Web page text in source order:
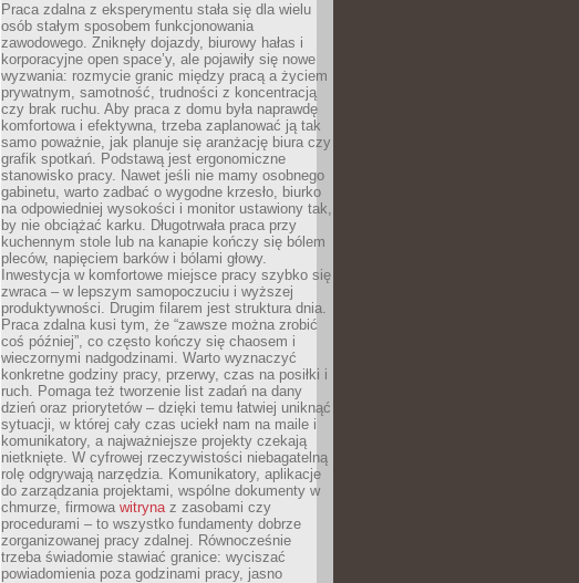
Praca zdalna z eksperymentu stała się dla wielu
osób stałym sposobem funkcjonowania
zawodowego. Zniknęły dojazdy, biurowy hałas i
korporacyjne open space’y, ale pojawiły się nowe
wyzwania: rozmycie granic między pracą a życiem
prywatnym, samotność, trudności z koncentracją
czy brak ruchu. Aby praca z domu była naprawdę
komfortowa i efektywna, trzeba zaplanować ją tak
samo poważnie, jak planuje się aranżację biura czy
grafik spotkań. Podstawą jest ergonomiczne
stanowisko pracy. Nawet jeśli nie mamy osobnego
gabinetu, warto zadbać o wygodne krzesło, biurko
na odpowiedniej wysokości i monitor ustawiony tak,
by nie obciążać karku. Długotrwała praca przy
kuchennym stole lub na kanapie kończy się bólem
pleców, napięciem barków i bólami głowy.
Inwestycja w komfortowe miejsce pracy szybko się
zwraca – w lepszym samopoczuciu i wyższej
produktywności. Drugim filarem jest struktura dnia.
Praca zdalna kusi tym, że “zawsze można zrobić
coś później”, co często kończy się chaosem i
wieczornymi nadgodzinami. Warto wyznaczyć
konkretne godziny pracy, przerwy, czas na posiłki i
ruch. Pomaga też tworzenie list zadań na dany
dzień oraz priorytetów – dzięki temu łatwiej uniknąć
sytuacji, w której cały czas uciekł nam na maile i
komunikatory, a najważniejsze projekty czekają
nietknięte. W cyfrowej rzeczywistości niebagatelną
rolę odgrywają narzędzia. Komunikatory, aplikacje
do zarządzania projektami, wspólne dokumenty w
chmurze, firmowa witrynaz zasobami czy
procedurami – to wszystko fundamenty dobrze
zorganizowanej pracy zdalnej. Równocześnie
trzeba świadomie stawiać granice: wyciszać
powiadomienia poza godzinami pracy, jasno